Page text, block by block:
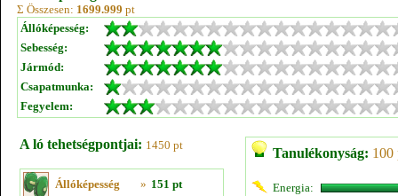
Σ Összesen: 1699.999 pt
Állóképesség:
Sebesség:
Jármód:
Csapatmunka:
Fegyelem:
A ló tehetségpontjai: 1450 pt
Állóképesség » 151 pt
Tanulékonyság: 100
Energia: